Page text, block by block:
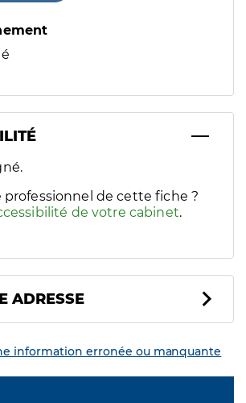
ou plusieurs handicaps/besoins
professionnel de cette fiche ?
de votre cabinet.
ADRESSE
information erronée ou manquante